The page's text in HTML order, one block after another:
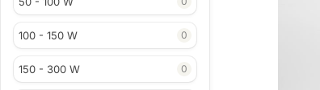
100 - 150 W 0
150 - 300 W 0